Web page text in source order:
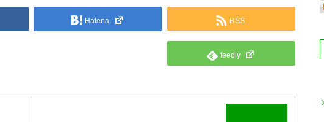
Hatena RSS
feedly